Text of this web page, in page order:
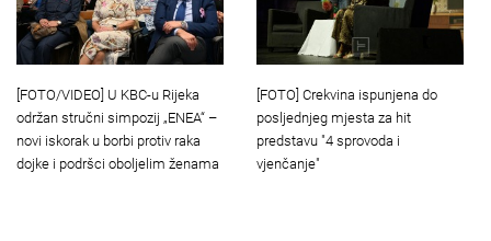
[FOTO/VIDEO] U KBC-u Rijeka
održan stručni simpozij „ENEA“ –
novi iskorak u borbi protiv raka
dojke i podršci oboljelim ženama
[FOTO] Crekvina ispunjena do
posljednjeg mjesta za hit
predstavu "4 sprovoda i
vjenčanje"